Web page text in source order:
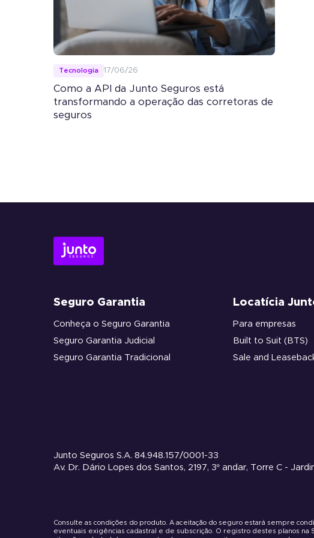
Seguro Garantia
Tradicional
Economia e agilidade para
empresas fecharem
Tecnologia 17/06/26
Como a API da Junto Seguros está
transformando a operação das corretoras de
seguros
Seguro Garantia
Conheça o Seguro Garantia
Seguro Garantia Judicial
Seguro Garantia Tradicional
Locatícia
Para empresas
Built to Suit (BTS)
Sale and
Junto Seguros S.A. 84.948.157/0001-33
Av. Dr. Dário Lopes dos Santos, 2197, 3º andar, Torre C -
Consulte as condições do produto. A aceitação do seguro estará sempre
eventuais exigências cadastral e de subscrição. O registro destes planos na